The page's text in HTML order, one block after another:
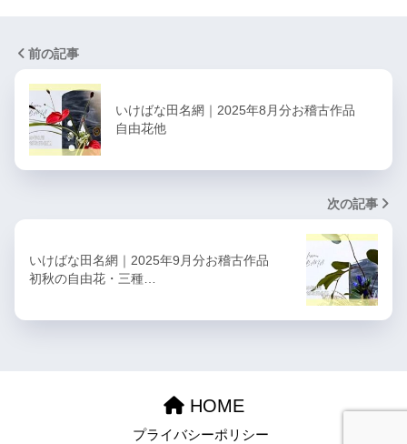
前の記事
いけばな田名網｜2025年8月分お稽古作品
自由花他
次の記事
いけばな田名網｜2025年9月分お稽古作品
初秋の自由花・三種…
HOME
プライバシーポリシー